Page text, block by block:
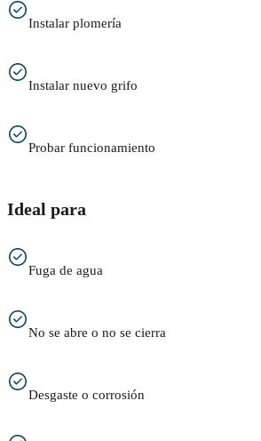
Instalar plomería
Instalar nuevo grifo
Probar funcionamiento
Ideal para
Fuga de agua
No se abre o no se cierra
Desgaste o corrosión